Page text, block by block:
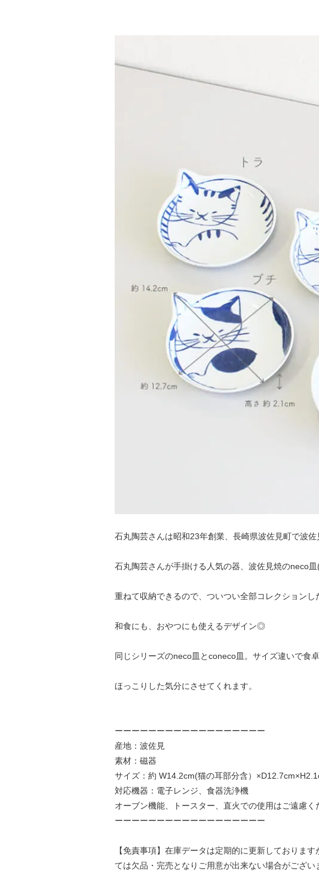
石丸陶芸さんは昭和23年創業、長崎県波佐見町で波
石丸陶芸さんが手掛ける人気の器、波佐見焼のneco
重ねて収納できるので、ついつい全部コレクションし
和食にも、おやつにも使えるデザイン◎
同じシリーズのneco皿とconeco皿。サイズ違いで食
ほっこりした気分にさせてくれます。
ーーーーーーーーーーーーーーーーーー
産地：波佐見
素材：磁器
サイズ：約 W14.2cm(猫の耳部分含）
対応機器：電子レンジ、食器洗浄機
オーブン機能、トースター、直火での使用はご遠慮く
ーーーーーーーーーーーーーーーーーー
【免責事項】在庫データは定期的に更新しておりま
ては欠品・完売となりご用意が出来ない場合がござい